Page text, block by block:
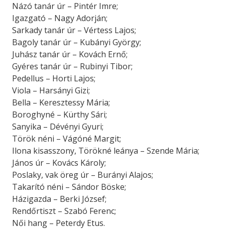
Názó tanár úr – Pintér Imre;
Igazgató – Nagy Adorján;
Sarkady tanár úr – Vértess Lajos;
Bagoly tanár úr – Kubányi György;
Juhász tanár úr – Kovách Ernő;
Gyéres tanár úr – Rubinyi Tibor;
Pedellus – Horti Lajos;
Viola – Harsányi Gizi;
Bella – Keresztessy Mária;
Boroghyné – Kürthy Sári;
Sanyika – Dévényi Gyuri;
Török néni – Vágóné Margit;
Ilona kisasszony, Törökné leánya – Szende Mária;
János úr – Kovács Károly;
Poslaky, vak öreg úr – Burányi Alajos;
Takarító néni – Sándor Böske;
Házigazda – Berki József;
Rendőrtiszt – Szabó Ferenc;
Női hang – Peterdy Etus.